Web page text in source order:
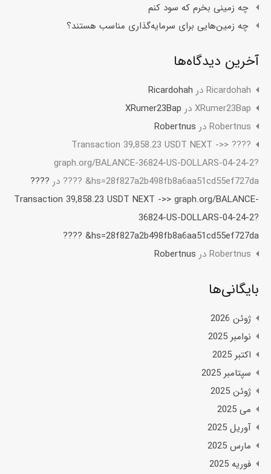
چه زمینی بخرم که سود کنم
چه زمین‌هایی برای سرمایه‌گذاری مناسب هستند؟
آخرین دیدگاه‌ها
Ricardohah در Ricardohah
XRumer23Bap در XRumer23Bap
Robertnus در Robertnus
???? Transaction 39,858.23 USDT NEXT ->>
graph.org/BALANCE-36824-US-DOLLARS-04-24-2?
hs=28f827a2b498fb8a6aa51cd55ef727da& ????
در ????
Transaction 39,858.23 USDT NEXT ->> graph.org/BALANCE-
36824-US-DOLLARS-04-24-2?
hs=28f827a2b498fb8a6aa51cd55ef727da& ????
Robertnus در Robertnus
بایگانی‌ها
ژوئن 2026
نوامبر 2025
اکتبر 2025
سپتامبر 2025
ژوئن 2025
می 2025
آوریل 2025
مارس 2025
فوریه 2025